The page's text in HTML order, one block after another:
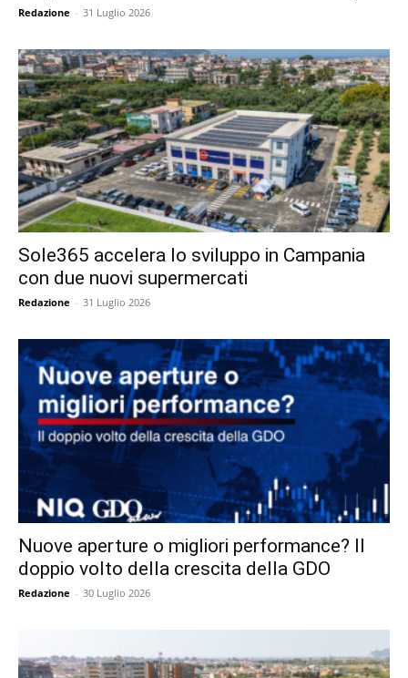
Redazione - 31 Luglio 2026
Sole365 accelera lo sviluppo in Campania
con due nuovi supermercati
Redazione - 31 Luglio 2026
Nuove aperture o migliori performance? Il
doppio volto della crescita della GDO
Redazione - 30 Luglio 2026